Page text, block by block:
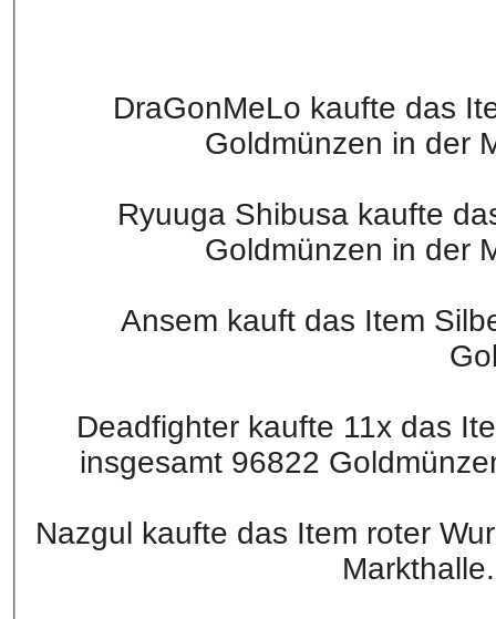
DraGonMeLo kaufte das
Goldmünzen in der
Ryuuga Shibusa kaufte
Goldmünzen in der
Ansem kauft das Item
Deadfighter kaufte 11x das
insgesamt 96822
Nazgul kaufte das Item roter